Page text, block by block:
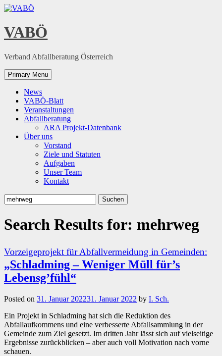
Skip
content
VABÖ
Verband Abfallberatung Österreich
Primary Menu
News
VABÖ-Blatt
Veranstaltungen
Abfallberatung
ARA Projekt-Datenbank
Über uns
Vorstand
Ziele und Statuten
Aufgaben
Unser Team
Kontakt
Suchen
nach:
Search Results for: mehrweg
Vorzeigeprojekt für Abfallvermeidung in Gemeinden:
„Schladming – Weniger Müll für’s
Lebensg’fühl“
Posted on 31. Januar 202231. Januar 2022 by I. Sch.
Ein Projekt in Schladming hat sich die Reduktion des
Abfallaufkommens und eine verbesserte Abfallsammlung in der
Gemeinde zum Ziel gesetzt. Im dritten Jahr lässt sich auf vielseitige
Ergebnisse zurückblicken – aber auch voll Motivation nach vorne
schauen.